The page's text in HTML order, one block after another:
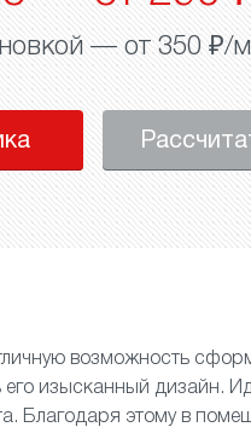
— от 350 ₽/
возможность
его изысканный дизайн.
Благодаря этому в